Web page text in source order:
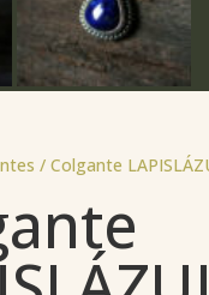
/ Colgante